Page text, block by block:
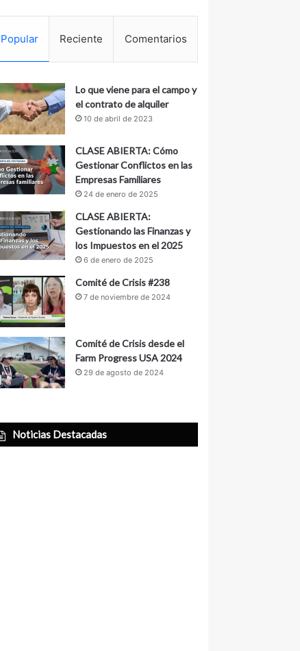
Popular Reciente Comentarios
Lo que viene para el campo y
el contrato de alquiler
10 de abril de 2023
CLASE ABIERTA: Cómo
Gestionar Conflictos en las
Empresas Familiares
24 de enero de 2025
CLASE ABIERTA:
Gestionando las Finanzas y
los Impuestos en el 2025
6 de enero de 2025
Comité de Crisis #238
7 de noviembre de 2024
Comité de Crisis desde el
Farm Progress USA 2024
29 de agosto de 2024
Noticias Destacadas